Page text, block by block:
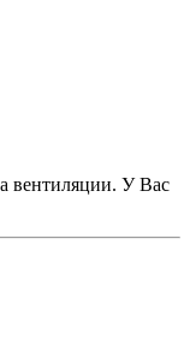
вентиляции. У Вас